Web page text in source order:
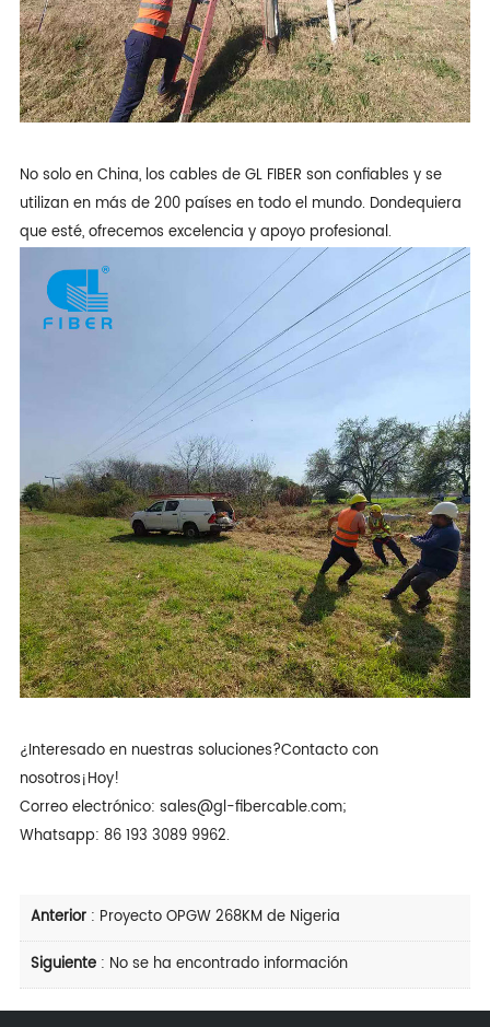
No solo en China, los cables de GL FIBER son confiables y se
utilizan en más de 200 países en todo el mundo. Dondequiera
que esté, ofrecemos excelencia y apoyo profesional.
¿Interesado en nuestras soluciones?Contacto con
nosotros¡Hoy!
Correo electrónico: sales@gl-fibercable.com;
Whatsapp: 86 193 3089 9962.
Anterior: Proyecto OPGW 268KM de Nigeria
Siguiente: No se ha encontrado información